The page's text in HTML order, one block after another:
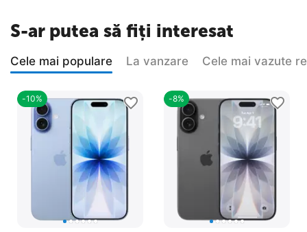
S-ar putea să fiți interesat
Cele mai populare La vanzare Cele mai vazute
-10% -8%